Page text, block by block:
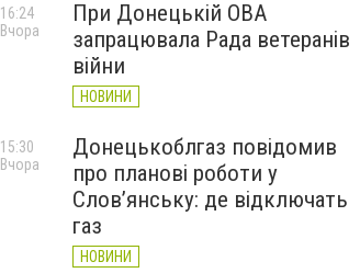
При Донецькій ОВА
запрацювала Рада ветеранів
війни
НОВИНИ
16:24
Вчора
Донецькоблгаз повідомив
про планові роботи у
Слов’янську: де відключать
газ
НОВИНИ
15:30
Вчора